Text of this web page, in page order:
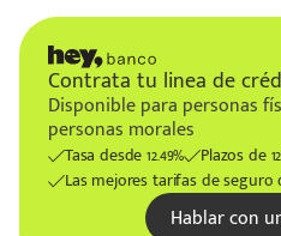
Contrata tu linea de
Disponible para personas
personas morales
Tasa desde 12.49%
Plazos de
Las mejores tarifas de seguro
Hablar con